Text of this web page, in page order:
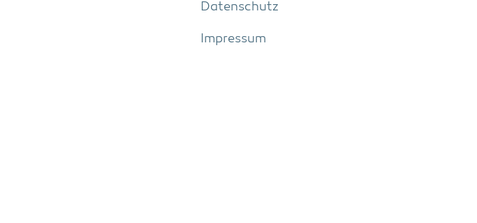
Daten­schutz
Impres­sum